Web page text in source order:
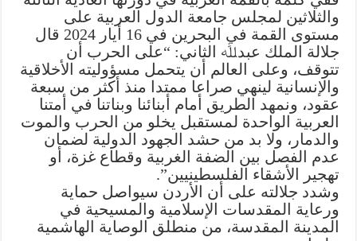
والثلاثين لمجلس جامعة الدول العربية على
مستوى القمة في البحرين في 16 أيار 2024 قال
جلالة الملك عبدﷲ الثاني: “على الحرب أن
تتوقف، وعلى العالم أن يتحمل مسؤوليته الأخلاقية
والإنسانية لينهي صراعا ممتدا منذ أكثر من سبعة
عقود، ونمهد الطريق أمام أبنائنا وبناتنا في أمتنا
العربية الواحدة لمستقبل يخلو من الحرب والموت
والدمار، ولا بد من حشد الجهود الدولية لضمان
عدم الفصل بين الضفة الغربية وقطاع غزة، أو
تهجير الأشقاء الفلسطينيين”.
وشدد جلالته على أن الأردن سيواصل حماية
ورعاية المقدسات الإسلامية والمسيحية في
المدينة المقدسة، من منطلق الوصاية الهاشمية